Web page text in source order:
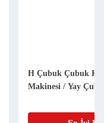
H Çubuk Çubuk
Makinesi / Yay